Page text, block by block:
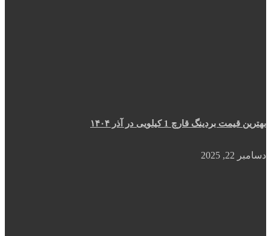
بهترین قیمت بردینگ قارچ 1 کیلویی در آذر ۱۴۰۴
دسامبر 22, 2025